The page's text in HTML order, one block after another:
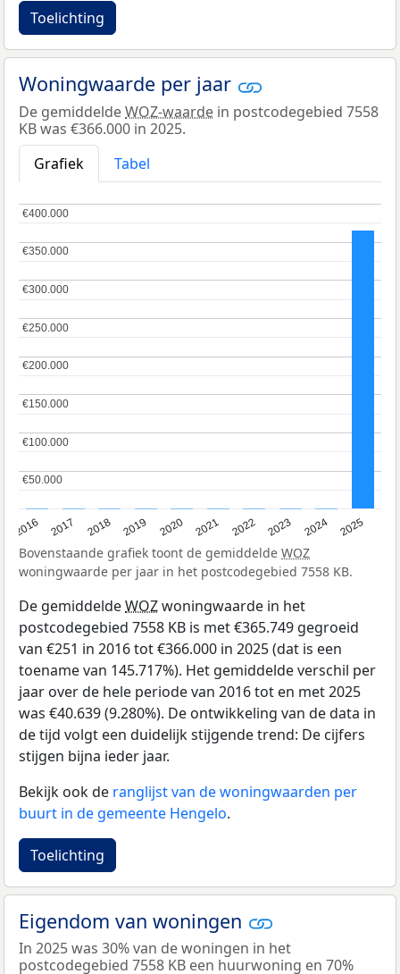
Toelichting
Woningwaarde per jaar
De gemiddeldeWOZ-waarde in postcodegebied 7558
KB was €366.000 in 2025.
Grafiek
Tabel
2016 2017 2018 2019 2020 2021 2022 2023 2024 2025
€50.000
€50.000
€100.000
€100.000
€150.000
€150.000
€200.000
€200.000
€250.000
€250.000
€300.000
€300.000
€350.000
€350.000
€400.000
€400.000
Bovenstaande grafiek toont de gemiddelde WOZ
woningwaarde per jaar in het postcodegebied 7558 KB.
De gemiddeldeWOZwoningwaarde in het
postcodegebied 7558 KB is met €365.749 gegroeid
van €251 in 2016 tot €366.000 in 2025 (dat is een
toename van 145.717%). Het gemiddelde verschil per
jaar over de hele periode van 2016 tot en met 2025
was €40.639 (9.280%). De ontwikkeling van de data in
de tijd volgt een duidelijk stijgende trend: De cijfers
stijgen bijna ieder jaar.
Bekijk ook de ranglijst van de woningwaarden per
buurt in de gemeente Hengelo.
Toelichting
Eigendom van woningen
In 2025 was 30% van de woningen in het
postcodegebied 7558 KB een huurwoning en 70%